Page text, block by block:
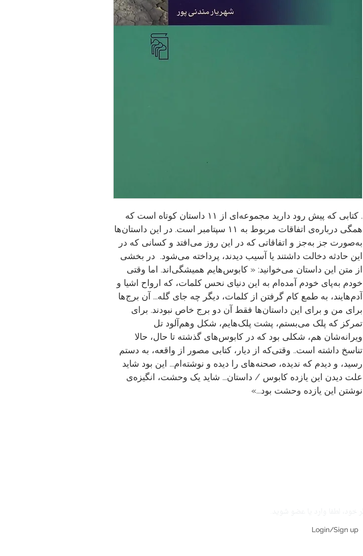
. کتابی که پیش رود دارید مجموعه‌ای از ۱۱ داستان کوتاه است که
همگی درباره‌ی اتفاقات مربوط به ۱۱ سپتامبر است. در این داستان‌ها
به‌صورت جز به‌جز و اتفاقاتی که در این روز می‌افتد و کسانی که در
این حادثه دخالت داشتند یا آسیب دیدند، پرداخته می‌شود. در بخشی
از متن این داستان می‌خوانید: « کابوس‌هایم همیشگی‌اند. اما وقتی
خودم به‌پای خودم آمده‌ام به این دنیای نحس کلمات، که ارواح اشیا و
آدم‌هایند، به طمع کام گرفتن از کلمات، دیگر چه جای گله... آن برج‌ها
برای من و برای این داستان‌ها فقط آن دو برج خاص نبودند. برای
تمرکز که پلک می‌بستم، پشت پلک‌هایم، شکل وهم‌آلود تل
ویرانه‌شان هم، شکلی بود که در کابوس‌های گذشته تا حال، حالا
تناسخ داشته است.. وقتی‌که از دیار، کتابی مصور از واقعه، به دستم
رسید، و دیدم که ندیده، صحنه‌های را دیده و نوشته‌ام... این بود شاید
علت دیدن این یازده کابوس / داستان... شاید یک وحشت، انگیزه‌ی
نوشتن این یازده وحشت بود...»
Login/Sign up